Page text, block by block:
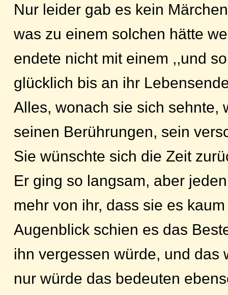
Nur leider gab es kein
was zu einem solchen hätte
endete nicht mit einem ,,und
glücklich bis an ihr
Alles, wonach sie sich sehnte,
seinen Berührungen, sein
Sie wünschte sich die Zeit
Er ging so langsam, aber
mehr von ihr, dass sie es
Augenblick schien es das
ihn vergessen würde, und das
nur würde das bedeuten